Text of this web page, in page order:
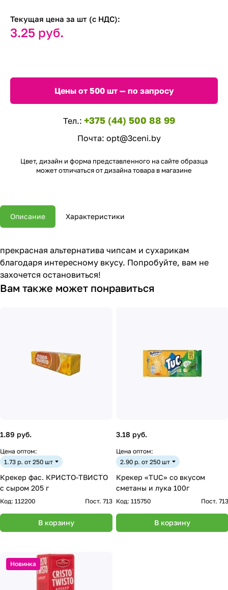
Текущая цена за шт (с НДС):
3.25 руб.
Цены от 500 шт — по запросу
Тел.: +375 (44) 500 88 99
Почта: opt@3ceni.by
Цвет, дизайн и форма представленного на сайте образца
может отличаться от дизайна товара в магазине
Описание Характеристики
прекрасная альтернатива чипсам и сухарикам
благодаря интересному вкусу. Попробуйте, вам не
захочется остановиться!
Вам также может понравиться
1.89 руб.
Цена оптом:
1.73 р. от 250 шт
Крекер фас. КРИСТО-ТВИСТО
с сыром 205 г
Код: 112200 Пост. 713
В корзину
3.18 руб.
Цена оптом:
2.90 р. от 250 шт
Крекер «TUC» со вкусом
сметаны и лука 100г
Код: 115750 Пост. 713
В корзину
Новинка